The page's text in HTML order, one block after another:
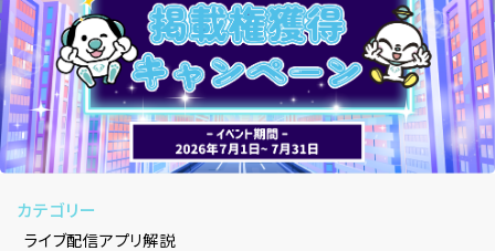
カテゴリー
ライブ配信アプリ解説